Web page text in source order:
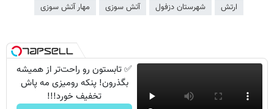
ارتش شهرستان دزفول آتش سوزی مهار آتش سوزی
✅ تابستون رو راحت‌تر از همیشه
بگذرون! پنکه رومیزی مه پاش
تخفیف خورد!!!